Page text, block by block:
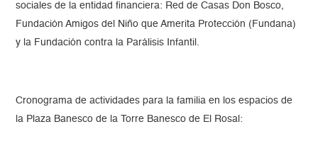
sociales de la entidad financiera: Red de Casas Don Bosco,
Fundación Amigos del Niño que Amerita Protección (Fundana)
y la Fundación contra la Parálisis Infantil.
Cronograma de actividades para la familia en los espacios de
la Plaza Banesco de la Torre Banesco de El Rosal: